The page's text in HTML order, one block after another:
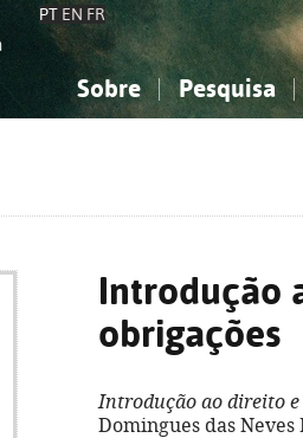
PT EN FR
Sobre Pesquisa
Introdução
obrigações
Introdução ao direito e
Domingues das